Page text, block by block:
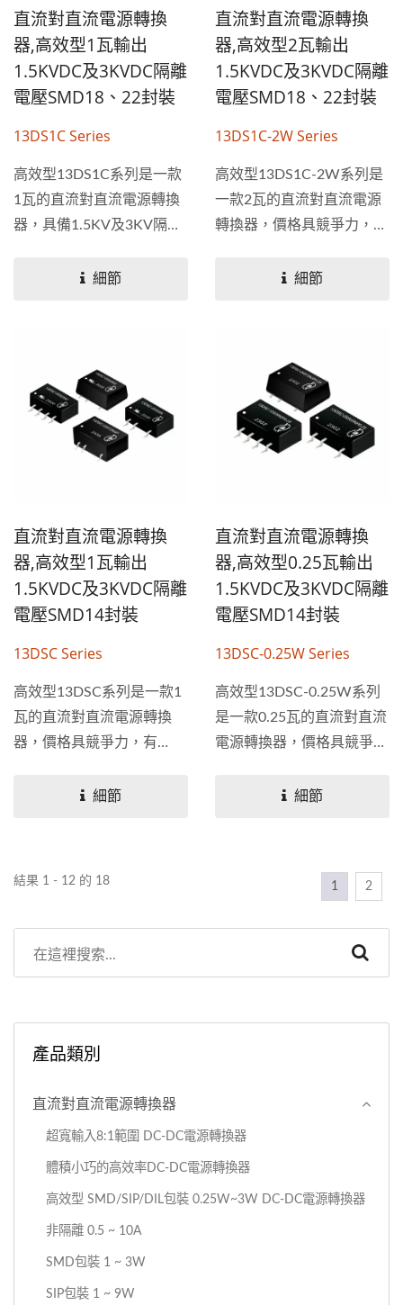
直流對直流電源轉換
器,高效型1瓦輸出
1.5KVDC及3KVDC隔離
電壓SMD18、22封裝
13DS1C Series
高效型13DS1C系列是一款
1瓦的直流對直流電源轉換
器，具備1.5KV及3KV隔離
輸出和雙輸出規格，使用...
細節
直流對直流電源轉換
器,高效型2瓦輸出
1.5KVDC及3KVDC隔離
電壓SMD18、22封裝
13DS1C-2W Series
高效型13DS1C-2W系列是
一款2瓦的直流對直流電源
轉換器，價格具競爭力，具
有單輸出和雙輸出規格，使
細節
直流對直流電源轉換
器,高效型1瓦輸出
1.5KVDC及3KVDC隔離
電壓SMD14封裝
13DSC Series
高效型13DSC系列是一款1
瓦的直流對直流電源轉換
器，價格具競爭力，有
輸出規格，使用...
細節
直流對直流電源轉換
器,高效型0.25瓦輸出
1.5KVDC及3KVDC隔離
電壓SMD14封裝
13DSC-0.25W Series
高效型13DSC-0.25W系列
是一款0.25瓦的直流對直流
電源轉換器，價格具競爭
壓，單輸出規格，使用...
細節
結果 1 - 12 的 18 1 2
產品類別
直流對直流電源轉換器
超寬輸入8:1範圍 DC-DC電源轉換器
體積小巧的高效率DC-DC電源轉換器
高效型 SMD/SIP/DIL包裝 0.25W~3W DC-DC電源轉換器
非隔離 0.5 ~ 10A
SMD包裝 1 ~ 3W
SIP包裝 1 ~ 9W